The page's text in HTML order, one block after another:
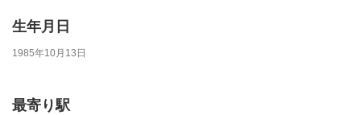
生年月日
1985年10月13日
最寄り駅